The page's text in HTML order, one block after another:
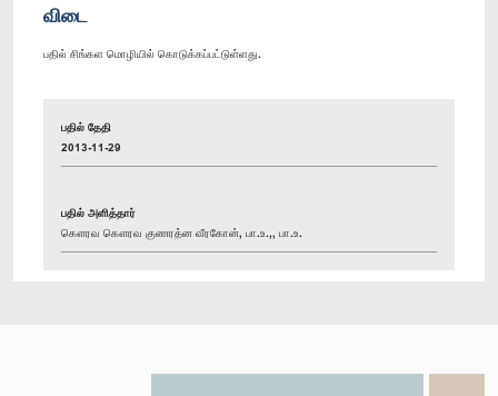
விடை
பதில் சிங்கள மொழியில் கொடுக்கப்பட்டுள்ளது.
பதில் தேதி
2013-11-29
பதில் அளித்தார்
கௌரவ கௌரவ குணரத்ன வீரகோன், பா.உ.,, பா.உ.